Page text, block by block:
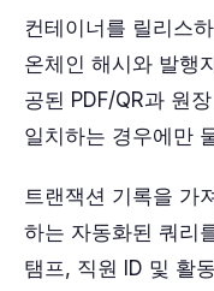
컨테이너를 릴리스
온체인 해시와 발행
공된 PDF/QR과 원
일치하는 경우에만
트랜잭션 기록을 가
하는 자동화된 쿼리
탬프, 직원 ID 및 활